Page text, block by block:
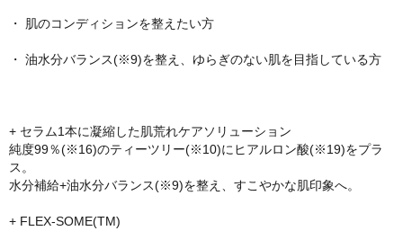
・ 肌のコンディションを整えたい方
・ 油水分バランス(※9)を整え、ゆらぎのない肌を目指している方
+ セラム1本に凝縮した肌荒れケアソリューション
純度99％(※16)のティーツリー(※10)にヒアルロン酸(※19)をプラ
ス。
水分補給+油水分バランス(※9)を整え、すこやかな肌印象へ。
+ FLEX-SOME(TM)